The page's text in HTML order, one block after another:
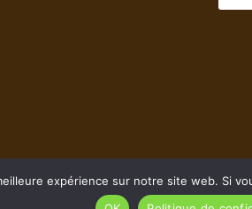
expérience sur notre site web. Si